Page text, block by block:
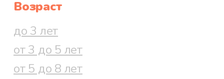
Возраст
до 3 лет
от 3 до 5 лет
от 5 до 8 лет